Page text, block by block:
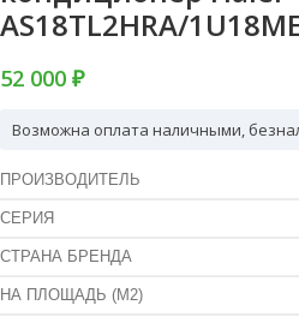
AS18TL2HRA/
52 000 ₽
Возможна оплата наличными,
ПРОИЗВОДИТЕЛЬ
СЕРИЯ
СТРАНА БРЕНДА
НА ПЛОЩАДЬ (М2)